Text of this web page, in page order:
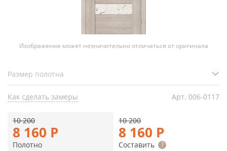
Изображение может незначительно отличаться от оригинала
Как сделать замеры Арт. 006-0117
8 160 Р
10 200
Полотно
8 160 Р
10 200
Составить